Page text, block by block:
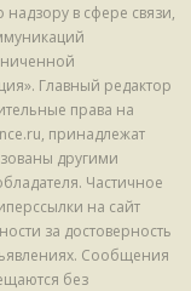
в сфере связи,
Главный редактор
права на
принадлежат
другими
Частичное
на сайт
за достоверность
Сообщения
без